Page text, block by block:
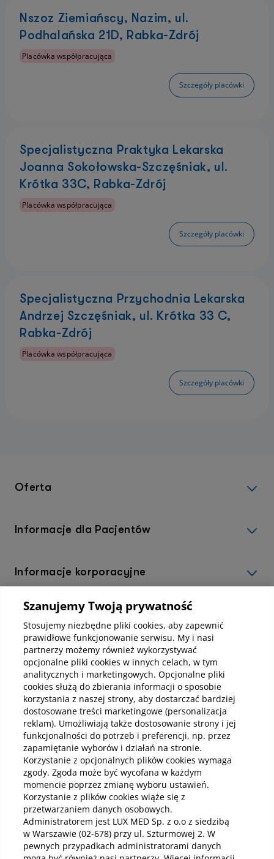
Nszoz Ziemiańscy, Nazim, ul.
Podhalańska 21D, Rabka-Zdrój
Placówka współpracująca
Szczegóły placówki
Specjalistyczna Praktyka Lekarska
Joanna Sokołowska-Szczęśniak, ul.
Krótka 33C, Rabka-Zdrój
Placówka współpracująca
Szczegóły placówki
Specjalistyczna Przychodnia Lekarska
Andrzej Szczęśniak, ul. Krótka 33 C,
Rabka-Zdrój
Placówka współpracująca
Szczegóły placówki
Oferta
Informacje dla Pacjentów
Informacje korporacyjne
Kup abonamenty online
Kup online
Pobierz aplikację mobilną
Szanujemy Twoją prywatność
Stosujemy niezbędne pliki cookies, aby zapewnić
prawidłowe funkcjonowanie serwisu. My i nasi
partnerzy możemy również wykorzystywać
opcjonalne pliki cookies w innych celach, w tym
analitycznych i marketingowych. Opcjonalne pliki
cookies służą do zbierania informacji o sposobie
korzystania z naszej strony, aby dostarczać bardziej
dostosowane treści marketingowe (personalizacja
reklam). Umożliwiają także dostosowanie strony i jej
funkcjonalności do potrzeb i preferencji, np. przez
zapamiętanie wyborów i działań na stronie.
Korzystanie z opcjonalnych plików cookies wymaga
zgody. Zgoda może być wycofana w każdym
momencie poprzez zmianę wyboru ustawień.
Korzystanie z plików cookies wiąże się z
przetwarzaniem danych osobowych.
Administratorem jest LUX MED Sp. z o.o z siedzibą
w Warszawie (02-678) przy ul. Szturmowej 2. W
pewnych przypadkach administratorami danych